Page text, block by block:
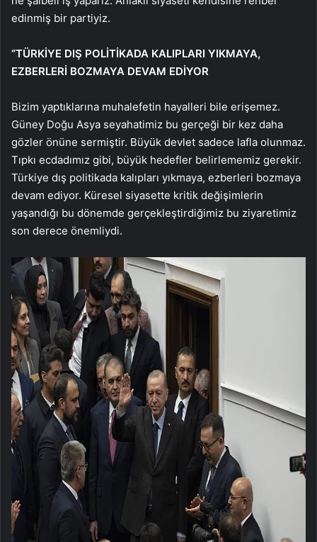
edinmiş bir partiyiz.
“TÜRKİYE DIŞ POLİTİKADA KALIPLARI YIKMAYA,
EZBERLERİ BOZMAYA DEVAM EDİYOR
Bizim yaptıklarına muhalefetin hayalleri bile erişemez.
Güney Doğu Asya seyahatimiz bu gerçeği bir kez daha
gözler önüne sermiştir. Büyük devlet sadece lafla olunmaz.
Tıpkı ecdadımız gibi, büyük hedefler belirlememiz gerekir.
Türkiye dış politikada kalıpları yıkmaya, ezberleri bozmaya
devam ediyor. Küresel siyasette kritik değişimlerin
yaşandığı bu dönemde gerçekleştirdiğimiz bu ziyaretimiz
son derece önemliydi.